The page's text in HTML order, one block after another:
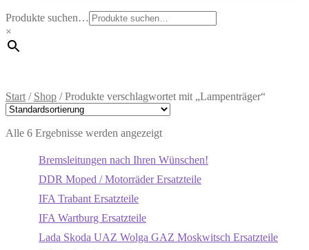
Produkte suchen…
×
Start / Shop /Produkte verschlagwortet mit „Lampenträger“
Alle 6 Ergebnisse werden angezeigt
Bremsleitungen nach Ihren Wünschen!
DDR Moped / Motorräder Ersatzteile
IFA Trabant Ersatzteile
IFA Wartburg Ersatzteile
Lada Skoda UAZ Wolga GAZ Moskwitsch Ersatzteile